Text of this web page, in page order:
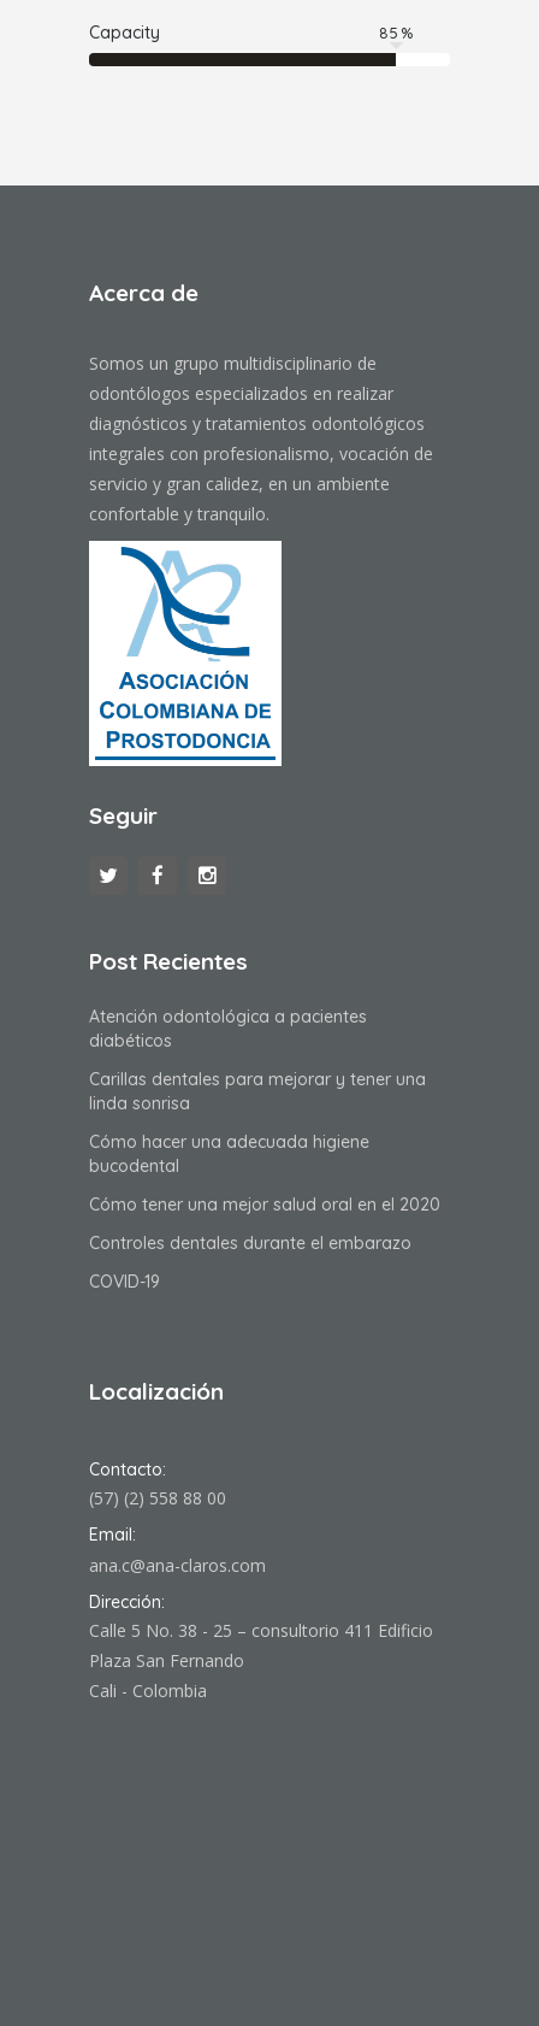
Capacity 85
Acerca de
Somos un grupo multidisciplinario de
odontólogos especializados en realizar
diagnósticos y tratamientos odontológicos
integrales con profesionalismo, vocación de
servicio y gran calidez, en un ambiente
confortable y tranquilo.
Seguir
Post Recientes
Atención odontológica a pacientes
diabéticos
Carillas dentales para mejorar y tener una
linda sonrisa
Cómo hacer una adecuada higiene
bucodental
Cómo tener una mejor salud oral en el 2020
Controles dentales durante el embarazo
COVID-19
Localización
Contacto:
(57) (2) 558 88 00
Email:
ana.c@ana-claros.com
Dirección:
Calle 5 No. 38 - 25 – consultorio 411 Edificio
Plaza San Fernando
Cali - Colombia